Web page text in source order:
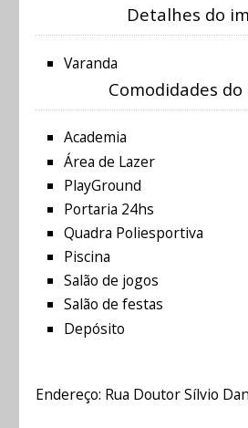
Detalhes do
Varanda
Comodidades
Academia
Área de Lazer
PlayGround
Portaria 24hs
Quadra Poliesportiva
Piscina
Salão de jogos
Salão de festas
Depósito
Endereço: Rua Doutor Sílvio